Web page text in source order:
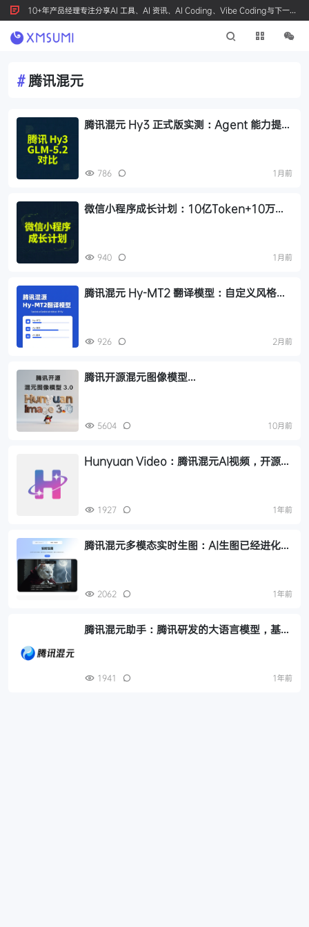
10+年产品经理专注分享AI 工具、AI 资讯、AI Coding、Vibe Coding与下一代
产品创新，按 Ctrl+D 收藏我们
#腾讯混元
腾讯混元 Hy3 正式版实测：Agent 能力提
786 1月前
微信小程序成长计划：10亿Token+10万张
940 1月前
腾讯混元 Hy-MT2 翻译模型：自定义风格翻
926 2月前
腾讯开源混元图像模型
5604 10月前
Hunyuan Video：腾讯混元AI视频，开源AI
1927 1年前
腾讯混元多模态实时生图：AI生图已经进化
2062 1年前
腾讯混元助手：腾讯研发的大语言模型，基于
1941 1年前